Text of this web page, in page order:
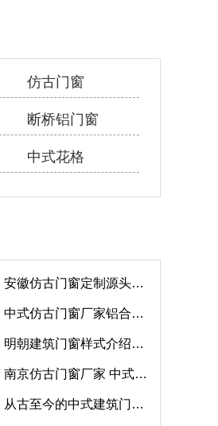
仿古门窗
断桥铝门窗
中式花格
安徽仿古门窗定制源头厂家 好打理免维护-冠墅阳光
中式仿古门窗厂家铝合金仿古门窗定制 5年质保
明朝建筑门窗样式介绍——冠墅阳光
南京仿古门窗厂家 中式仿古门窗定制 节能防水
从古至今的中式建筑门窗到底有多美「冠墅阳光」